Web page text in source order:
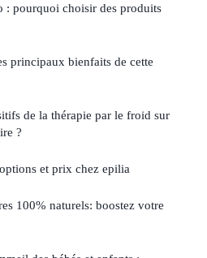
: pourquoi choisir des produits
principaux bienfaits de cette
de la thérapie par le froid sur
?
et prix chez epilia
100% naturels: boostez votre